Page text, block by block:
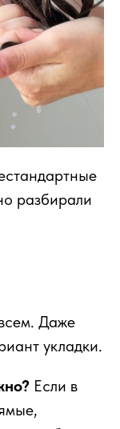
разбирали
Даже
укладки.
Если в